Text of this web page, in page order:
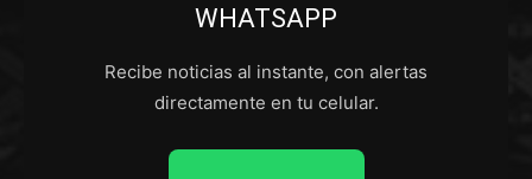
WHATSAPP
Recibe noticias al instante, con alertas
directamente en tu celular.